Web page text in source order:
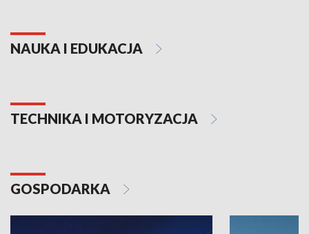
NAUKA I EDUKACJA
TECHNIKA I MOTORYZACJA
GOSPODARKA